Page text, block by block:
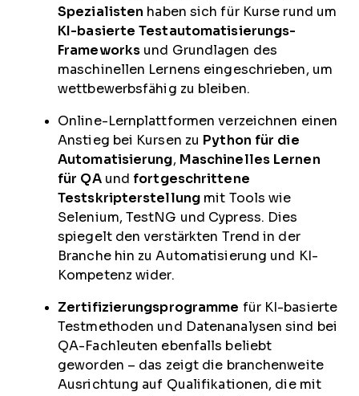
Spezialisten haben sich für Kurse rund um
KI-basierte Testautomatisierungs-
Frameworks und Grundlagen des
maschinellen Lernens eingeschrieben, um
wettbewerbsfähig zu bleiben.
Online-Lernplattformen verzeichnen einen
Anstieg bei Kursen zu Python für die
Automatisierung, Maschinelles Lernen
für QAund fortgeschrittene
Testskripterstellung mit Tools wie
Selenium, TestNG und Cypress. Dies
spiegelt den verstärkten Trend in der
Branche hin zu Automatisierung und KI-
Kompetenz wider.
Zertifizierungsprogramme für KI-basierte
Testmethoden und Datenanalysen sind bei
QA-Fachleuten ebenfalls beliebt
geworden – das zeigt die branchenweite
Ausrichtung auf Qualifikationen, die mit